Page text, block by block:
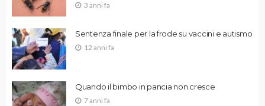
3 anni fa
Sentenza finale per la frode su vaccini e autismo
12 anni fa
Quando il bimbo in pancia non cresce
7 anni fa